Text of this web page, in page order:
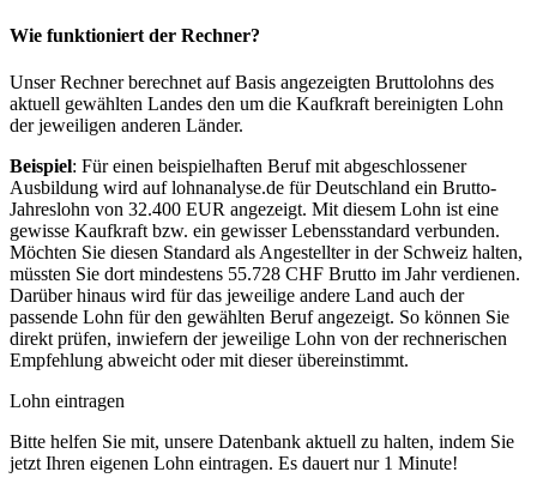
Wie funktioniert der Rechner?
Unser Rechner berechnet auf Basis angezeigten Bruttolohns des
aktuell gewählten Landes den um die Kaufkraft bereinigten Lohn
der jeweiligen anderen Länder.
Beispiel: Für einen beispielhaften Beruf mit abgeschlossener
Ausbildung wird auf lohnanalyse.de für Deutschland ein Brutto-
Jahreslohn von 32.400 EUR angezeigt. Mit diesem Lohn ist eine
gewisse Kaufkraft bzw. ein gewisser Lebensstandard verbunden.
Möchten Sie diesen Standard als Angestellter in der Schweiz halten,
müssten Sie dort mindestens 55.728 CHF Brutto im Jahr verdienen.
Darüber hinaus wird für das jeweilige andere Land auch der
passende Lohn für den gewählten Beruf angezeigt. So können Sie
direkt prüfen, inwiefern der jeweilige Lohn von der rechnerischen
Empfehlung abweicht oder mit dieser übereinstimmt.
Lohn eintragen
Bitte helfen Sie mit, unsere Datenbank aktuell zu halten, indem Sie
jetzt Ihren eigenen Lohn eintragen. Es dauert nur 1 Minute!